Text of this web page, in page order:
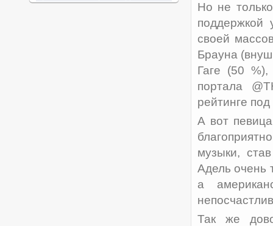
Но не
своей
Брауна
Гаге (50 %),
портала
рейтинге
А вот
музыки,
Адель очень
а
Так же